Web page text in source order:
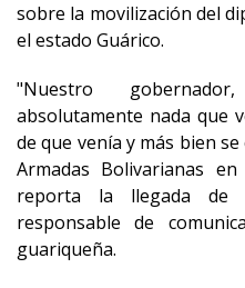
sobre la movilización del
el estado Guárico.
"Nuestro
absolutamente nada que
de que venía y más bien
Armadas Bolivarianas
reporta la llegada de
responsable de
guariqueña.